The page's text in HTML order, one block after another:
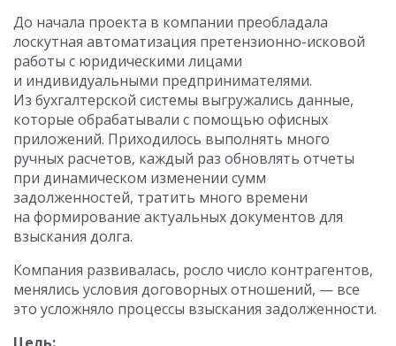
До начала проекта в компании преобладала
лоскутная автоматизация претензионно-исковой
работы с юридическими лицами
и индивидуальными предпринимателями.
Из бухгалтерской системы выгружались данные,
которые обрабатывали с помощью офисных
приложений. Приходилось выполнять много
ручных расчетов, каждый раз обновлять отчеты
при динамическом изменении сумм
задолженностей, тратить много времени
на формирование актуальных документов для
взыскания долга.
Компания развивалась, росло число контрагентов,
менялись условия договорных отношений, — все
это усложняло процессы взыскания задолженности.